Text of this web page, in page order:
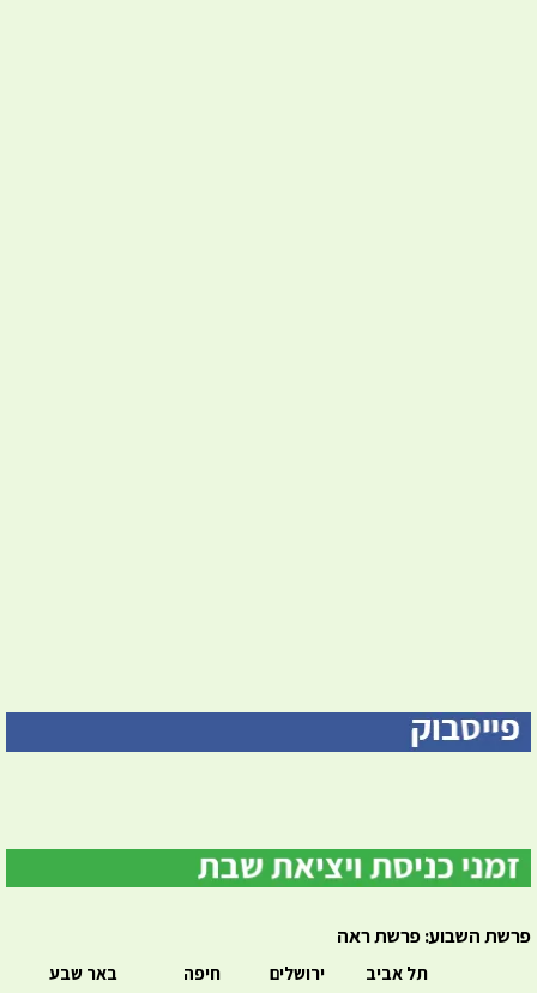
פרשת השבוע: פרשת ראה
תל אביב
ירושלים
חיפה
באר שבע